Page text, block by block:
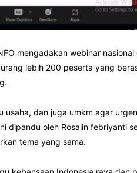
mengadakan webinar nasional
lebih 200 peserta yang
usaha, dan juga umkm agar
dipandu oleh Rosalin febriyanti
tema yang sama.